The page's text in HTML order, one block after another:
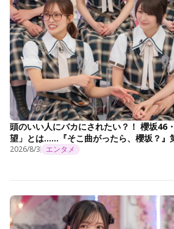
頭のいい人にバカにされたい？！ 櫻坂46
望」とは……『そこ曲がったら、櫻坂？』
2026/8/3 エンタメ